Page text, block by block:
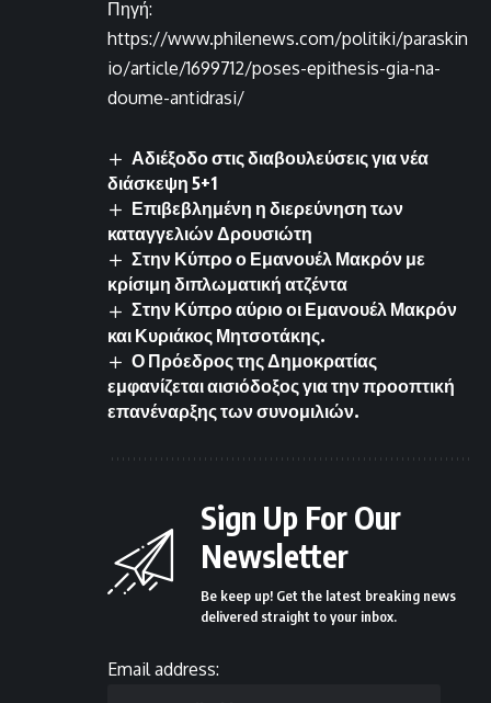
Πηγή:
https://www.philenews.com/politiki/paraskin
io/article/1699712/poses-epithesis-gia-na-
doume-antidrasi/
Αδιέξοδο στις διαβουλεύσεις για νέα
διάσκεψη 5+1
Επιβεβλημένη η διερεύνηση των
καταγγελιών Δρουσιώτη
Στην Κύπρο ο Εμανουέλ Μακρόν με
κρίσιμη διπλωματική ατζέντα
Στην Κύπρο αύριο οι Εμανουέλ Μακρόν
και Κυριάκος Μητσοτάκης.
Ο Πρόεδρος της Δημοκρατίας
εμφανίζεται αισιόδοξος για την προοπτική
επανέναρξης των συνομιλιών.
Sign Up For Our
Newsletter
Be keep up! Get the latest breaking news
delivered straight to your inbox.
Email address: